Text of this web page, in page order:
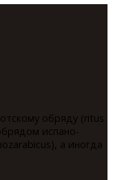
обряду (ritus
испано-
а иногда